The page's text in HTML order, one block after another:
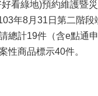
看綠地)預約維護暨
年8月31日第二階
總計19件（含e點通
性商品標示40件。